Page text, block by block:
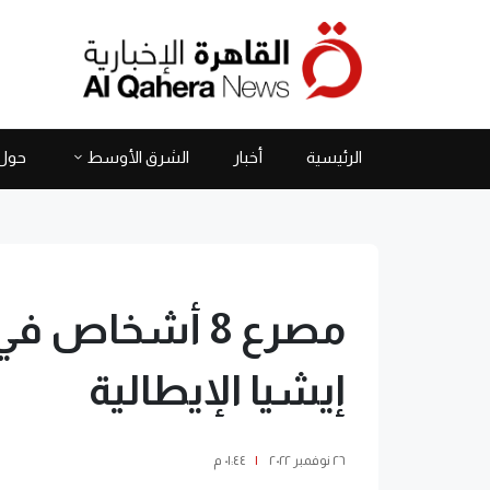
الرئيسية أخبار الشرق الأوسط
مصرع 8
إيشيا الإيطالية
٢٦ نوفمبر ٢٠٢٢ | ٠١:٤٤ م